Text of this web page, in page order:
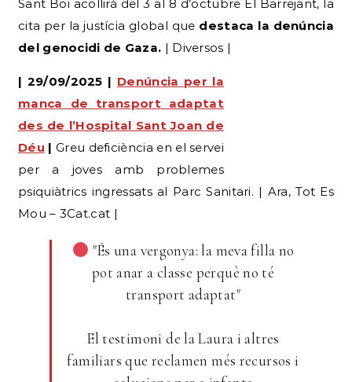
| 29/09/2025 |Denúncia per la
manca de transport adaptat
Déu|Greu deficiència en el servei
per a joves amb problemes
psiquiàtrics ingressats al Parc Sanitari. | Ara, Tot Es
Mou – 3Cat.cat |
"És una vergonya: la meva filla no
pot anar a classe perquè no té
El testimoni de la Laura i altres
familiars que reclamen més recursos i
autistes#TotEsMou3Cat